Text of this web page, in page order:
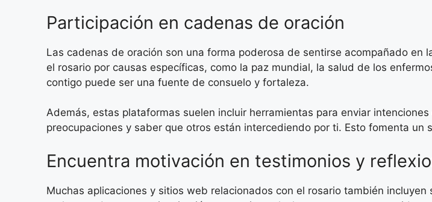
Participación en cadenas de oración
Las cadenas de oración son una forma poderosa de sentirse acompañado
el rosario por causas específicas, como la paz mundial, la salud de los
contigo puede ser una fuente de consuelo y fortaleza.
Además, estas plataformas suelen incluir herramientas para enviar
preocupaciones y saber que otros están intercediendo por ti. Esto fomenta
Encuentra motivación en testimonios y
Muchas aplicaciones y sitios web relacionados con el rosario también